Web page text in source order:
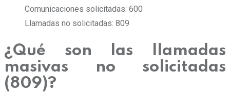
Comunicaciones solicitadas: 600
Llamadas no solicitadas: 809
¿Qué son las llamadas
masivas no solicitadas
(809)?